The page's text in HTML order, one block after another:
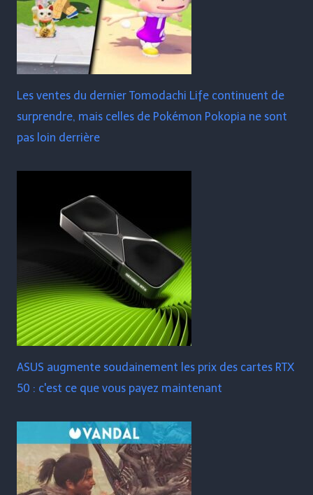
Les ventes du dernier Tomodachi Life continuent de
surprendre, mais celles de Pokémon Pokopia ne sont
pas loin derrière
ASUS augmente soudainement les prix des cartes RTX
50 : c'est ce que vous payez maintenant